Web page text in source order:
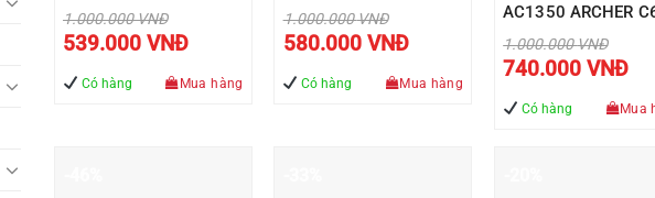
1.000.000VNĐ
Giá
gốc
là:
539.000 VNĐGiá
hiện
là:
539.000 VNĐ.
Có hàng Mua hàng
1.000.000VNĐ
Giá
gốc
là:
580.000 VNĐGiá
hiện
là:
580.000 VNĐ.
Có hàng Mua hàng
AC1350 ARCHER
1.000.000VNĐ
Giá
gốc
là:
740.000VNĐGiá
hiện
là:
Có hàng Mua